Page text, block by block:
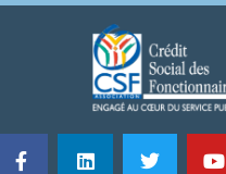
F
a
L
i
T
w
Y
o